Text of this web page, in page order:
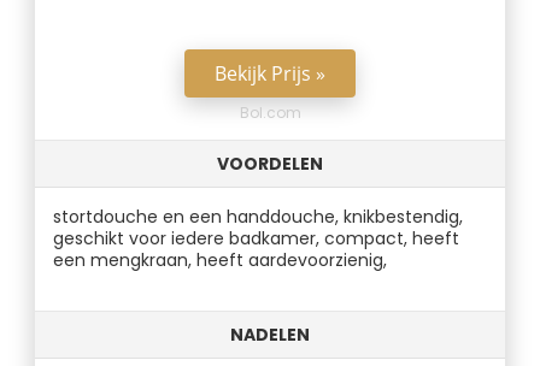
Bekijk Prijs »
Bol.com
VOORDELEN
stortdouche en een handdouche, knikbestendig,
geschikt voor iedere badkamer, compact, heeft
een mengkraan, heeft aardevoorzienig,
NADELEN